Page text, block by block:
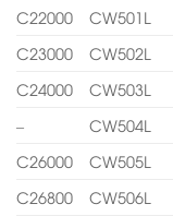
C22000
CW501L
C23000
CW502L
C24000
CW503L
–
CW504L
C26000
CW505L
C26800
CW506L